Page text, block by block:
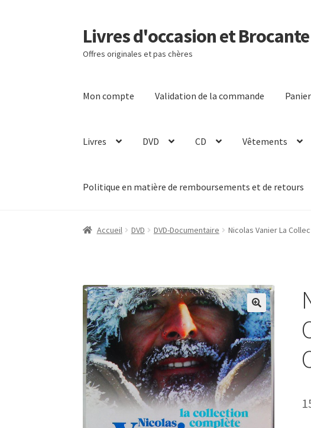
Aller
à
la
Aller
au
contenu
Livres d'occasion et Brocante
Offres originales et pas chères
Mon compte Validation de la commande Panier
Livres DVD CD Vêtements
Politique en matière de remboursements et de retours
Accueil DVD DVD-Documentaire Nicolas Vanier La